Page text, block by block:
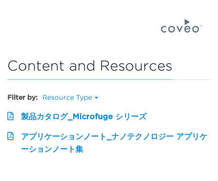
Content and Resources
Filter by: Resource Type
製品カタログ_Microfuge シリーズ
アプリケーションノート_ナノテクノロジー アプリケ
ーションノート集